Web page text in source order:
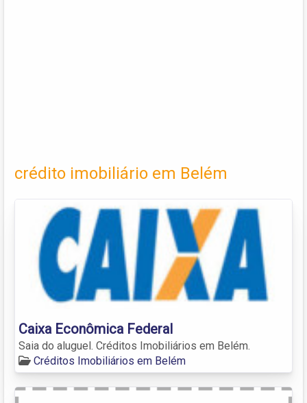
crédito imobiliário em Belém
Caixa Econômica Federal
Saia do aluguel. Créditos Imobiliários em Belém.
Créditos Imobiliários em Belém